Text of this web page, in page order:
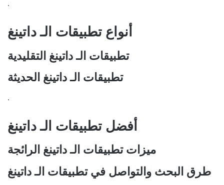
.
أنواع تطبيقات الـ داتينغ
تطبيقات الـ داتينغ التقليدية
تطبيقات الـ داتينغ الحديثة
.
أفضل تطبيقات الـ داتينغ
ميزات تطبيقات الـ داتينغ الرائجة
طرق البحث والتواصل في تطبيقات الـ داتينغ